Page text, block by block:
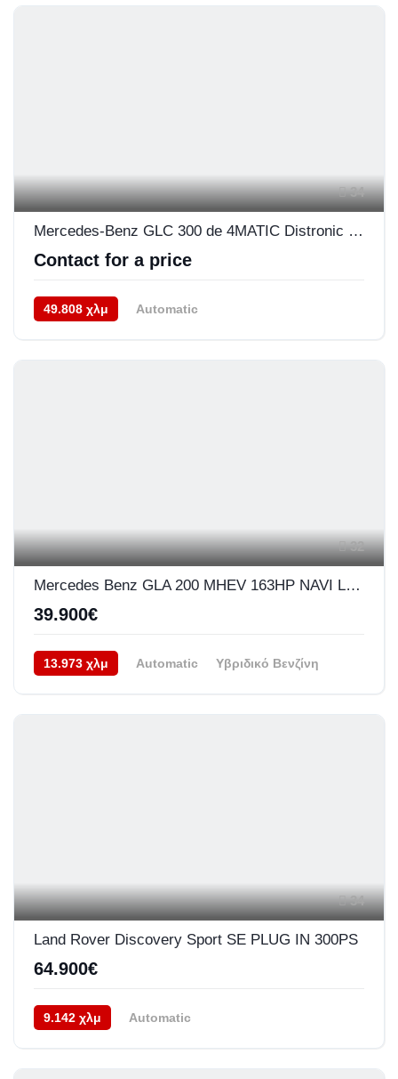
34
Mercedes-Benz GLC 300 de 4MATIC Distronic Plus Keyless Go Ambient Light Plus
Contact for a price
49.808 χλμ
Automatic
32
Mercedes Benz GLA 200 MHEV 163HP NAVI LED 7G TRONIC
39.900€
13.973 χλμ Automatic
Υβριδικό Βενζίνη
34
Land Rover Discovery Sport SE PLUG IN 300PS
64.900€
9.142 χλμ
Automatic